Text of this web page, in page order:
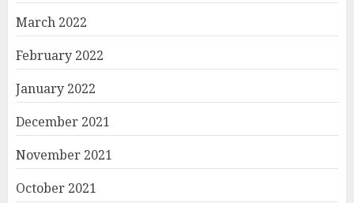
March 2022
February 2022
January 2022
December 2021
November 2021
October 2021